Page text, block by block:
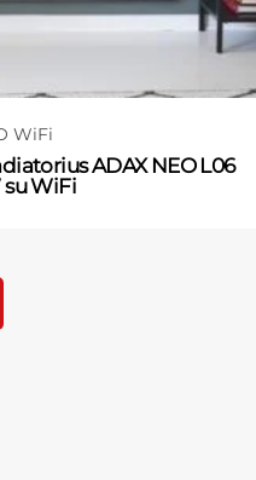
WiFi
ADAX NEO L06
su WiFi